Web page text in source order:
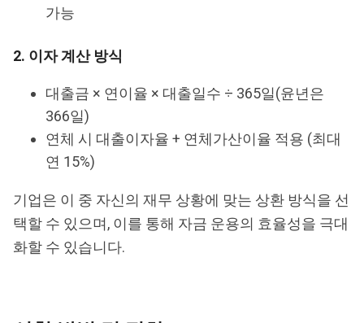
가능
2. 이자 계산 방식
대출금 × 연이율 × 대출일수 ÷ 365일(윤년은
366일)
연체 시 대출이자율 + 연체가산이율 적용 (최대
연 15%)
기업은 이 중 자신의 재무 상황에 맞는 상환 방식을 선
택할 수 있으며, 이를 통해 자금 운용의 효율성을 극대
화할 수 있습니다.